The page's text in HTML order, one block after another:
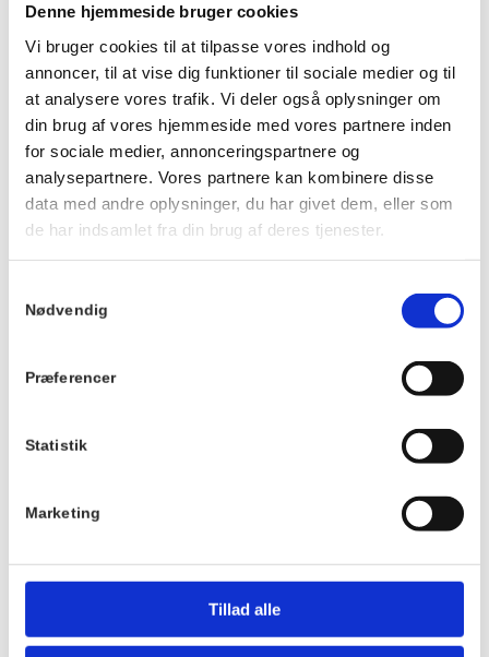
Denne hjemmeside bruger cookies
Vi bruger cookies til at tilpasse vores indhold og
annoncer, til at vise dig funktioner til sociale medier og til
at analysere vores trafik. Vi deler også oplysninger om
din brug af vores hjemmeside med vores partnere inden
for sociale medier, annonceringspartnere og
analysepartnere. Vores partnere kan kombinere disse
data med andre oplysninger, du har givet dem, eller som
de har indsamlet fra din brug af deres tjenester.
Nødvendig
Præferencer
Statistik
Marketing
Tillad alle
Info
Dato:
1. april 2027
Tidspunkt:
18:00 - 20:00
3100
+4549700169
TILMELD